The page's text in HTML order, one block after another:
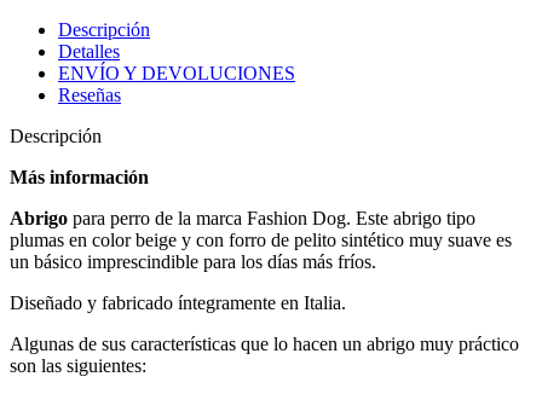
Descripción
Detalles
ENVÍO Y DEVOLUCIONES
Reseñas
Descripción
Más información
Abrigo para perro de la marca Fashion Dog. Este abrigo tipo
plumas en color beige y con forro de pelito sintético muy suave es
un básico imprescindible para los días más fríos.
Diseñado y fabricado íntegramente en Italia.
Algunas de sus características que lo hacen un abrigo muy práctico
son las siguientes: